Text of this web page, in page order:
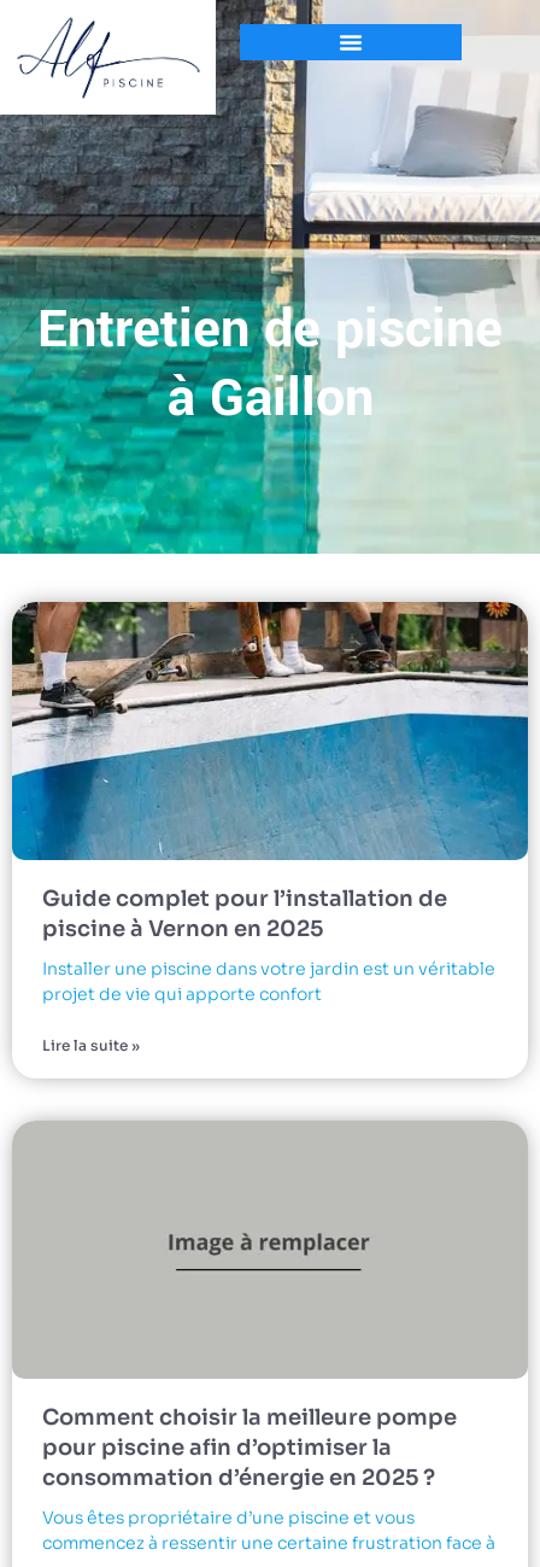
Entretien de piscine
à Gaillon
Guide complet pour l’installation de
piscine à Vernon en 2025
Installer une piscine dans votre jardin est un véritable
projet de vie qui apporte confort
Lire la suite »
Comment choisir la meilleure pompe
pour piscine afin d’optimiser la
consommation d’énergie en 2025 ?
Vous êtes propriétaire d’une piscine et vous
commencez à ressentir une certaine frustration face à